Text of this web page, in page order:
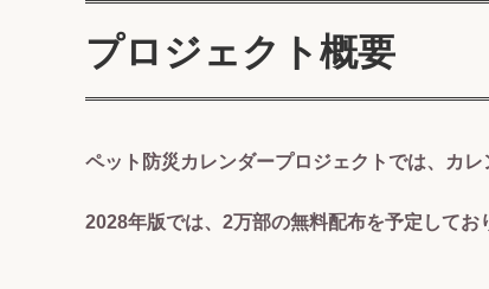
プロジェクト概要
ペット防災カレンダープロジェクトでは、カ
2028年版では、2万部の無料配布を予定してお